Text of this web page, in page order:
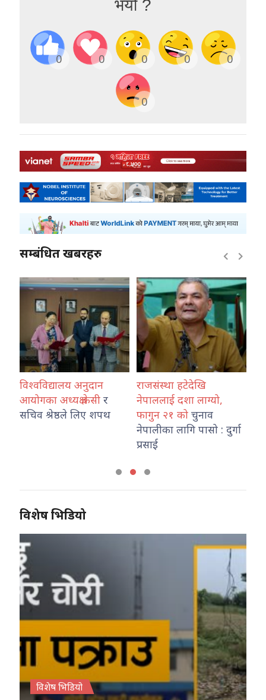
भयो ?
0 0 0 0 0
0
सम्बंधित खबरहरु
विश्वविद्यालय अनुदान
आयोगका अध्यक्ष केसी र
सचिव श्रेष्ठले लिए शपथ
राजसंस्था हटेदेखि
नेपाललाई दशा लाग्यो,
फागुन २१ को चुनाव
नेपालीका लागि पासो : दुर्गा
प्रसाई
विशेष भिडियो
विशेष भिडियो